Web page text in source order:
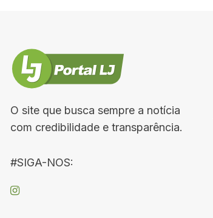
O site que busca sempre a notícia
com credibilidade e transparência.
#SIGA-NOS: